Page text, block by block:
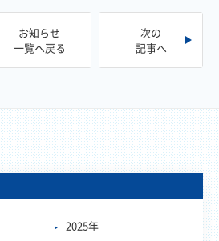
お知らせ
一覧へ戻る
次の
記事へ
2025年